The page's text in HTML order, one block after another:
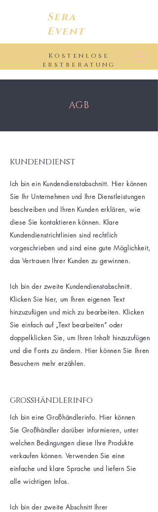
Kostenlose
erstberatung
Sera
Event
AGB
kundendienst
Ich bin ein Kundendienstabschnitt. Hier können
Sie Ihr Unternehmen und Ihre Dienstleistungen
beschreiben und Ihren Kunden erklären, wie
diese Sie kontaktieren können. Klare
Kundendienstrichtlinien sind rechtlich
vorgeschrieben und sind eine gute Möglichkeit,
das Vertrauen Ihrer Kunden zu gewinnen.
Ich bin der zweite Kundendienstabschnitt.
Klicken Sie hier, um Ihren eigenen Text
hinzuzufügen und mich zu bearbeiten. Klicken
Sie einfach auf „Text bearbeiten“ oder
doppelklicken Sie, um Ihren Inhalt hinzuzufügen
und die Fonts zu ändern. Hier können Sie Ihren
Besuchern mehr erzählen.
großhändlerinfo
Ich bin eine Großhändlerinfo. Hier können
Sie Großhändler darüber informieren, unter
welchen Bedingungen diese Ihre Produkte
verkaufen können. Verwenden Sie eine
einfache und klare Sprache und liefern Sie
alle wichtigen Infos.
Ich bin der zweite Abschnitt Ihrer